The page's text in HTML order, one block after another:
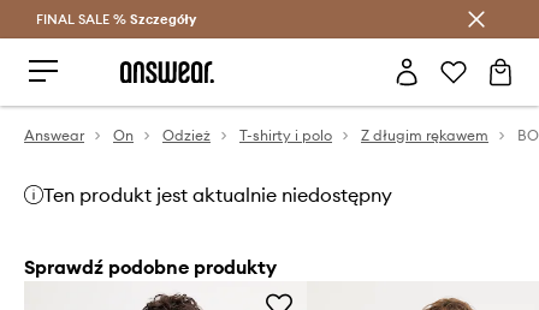
Oszczędzaj z Answear Club >
FINAL SALE % Szczegóły
Answear On Odzież T-shirty i polo Z długim rękawem
Ten produkt jest aktualnie niedostępny
Sprawdź podobne produkty